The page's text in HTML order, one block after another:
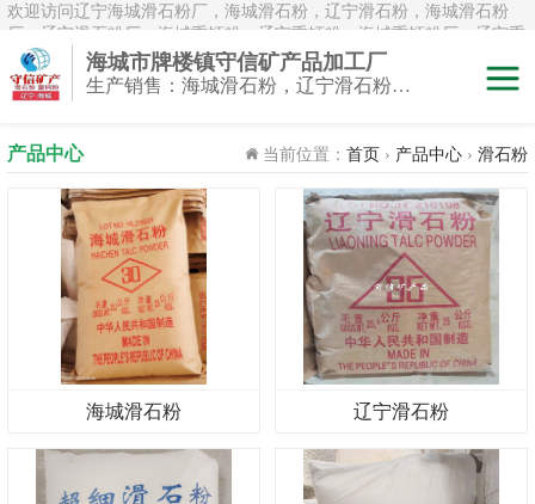
欢迎访问辽宁海城滑石粉厂，海城滑石粉，辽宁滑石粉，海城滑石粉
厂，辽宁滑石粉厂，海城重钙粉，辽宁重钙粉，海城重钙粉厂，辽宁重
钙粉厂，辽宁白云石粉，海城白云石粉，辽宁鹅卵石，辽宁白鹅卵石，
辽宁雪花白砂，海城雪花白砂，岫岩雪花白砂，辽宁煅烧滑石粉，海城
煅烧滑石粉，煅烧滑石粉厂，煅烧滑石
海城市牌楼镇守信矿产品加工厂
生产销售：海城滑石粉，辽宁滑石粉，重钙粉，海城重钙粉，煅烧滑石颗粒等系列产品
产品中心 当前位置： 首页 › 产品中心 › 滑石粉
海城滑石粉 辽宁滑石粉
滑石粉
白云石粉
雪花白砂
重钙粉